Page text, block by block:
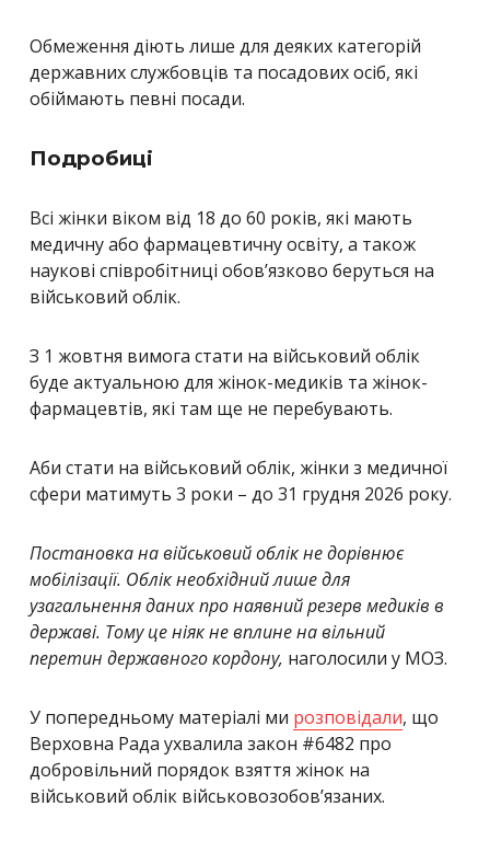
Обмеження діють лише для деяких категорій
державних службовців та посадових осіб, які
обіймають певні посади.
Подробиці
Всі жінки віком від 18 до 60 років, які мають
медичну або фармацевтичну освіту, а також
наукові співробітниці обов’язково беруться на
військовий облік.
З 1 жовтня вимога стати на військовий облік
буде актуальною для жінок-медиків та жінок-
фармацевтів, які там ще не перебувають.
Аби стати на військовий облік, жінки з медичної
сфери матимуть 3 роки – до 31 грудня 2026 року.
Постановка на військовий облік не дорівнює
мобілізації. Облік необхідний лише для
узагальнення даних про наявний резерв медиків в
державі. Тому це ніяк не вплине на вільний
перетин державного кордону, наголосили у МОЗ.
У попередньому матеріалі ми розповідали, що
Верховна Рада ухвалила закон #6482 про
добровільний порядок взяття жінок на
військовий облік військовозобов’язаних.